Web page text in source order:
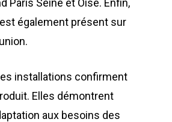
Paris Seine et Oise. Enfin,
également présent sur
installations confirment
Elles démontrent
aux besoins des
Déchetterie Mobile
Synthèse de notre
Equipements divers